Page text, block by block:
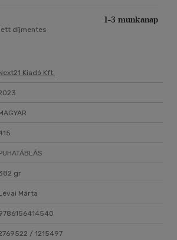
elvesztett és megtalált szerelemről, teli
a Hotel on the Riviera Sunday
Ez a második könyve.
1-3 munkanap
díjmentes
Kiadó Kft.
gr
Márta
/ 1215497